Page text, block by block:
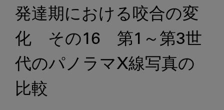
発達期における咬合の変
化 その16 第1～第3世
代のパノラマX線写真の
比較